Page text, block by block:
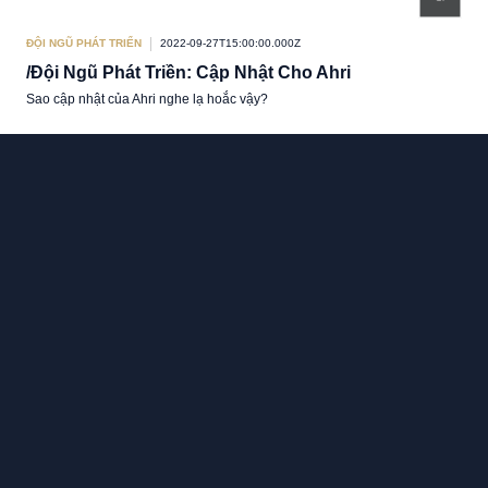
ĐỘI NGŨ PHÁT TRIỂN 2022-09-27T15:00:00.000Z
/Đội Ngũ Phát Triền: Cập Nhật Cho Ahri
Sao cập nhật của Ahri nghe lạ hoắc vậy?